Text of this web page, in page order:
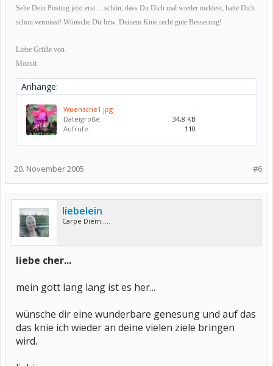
Sehe Dein Posting jetzt erst ... schön, dass Du Dich mal wieder meldest, hatte Dich
schon vermisst! Wünsche Dir bzw. Deinem Knie recht gute Besserung!
Liebe Grüße von
Monsti
Anhänge:
Wuensche1.jpg
Dateigröße:
34,8 KB
Aufrufe:
110
#6
20. November 2005
liebelein
Carpe Diem.....
liebe cher...
mein gott lang lang ist es her...
wünsche dir eine wunderbare genesung und auf das
das knie ich wieder an deine vielen ziele bringen
wird.